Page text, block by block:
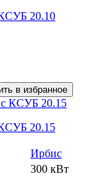
20.10
в избранное
20.15
Ирбис
300 кВт